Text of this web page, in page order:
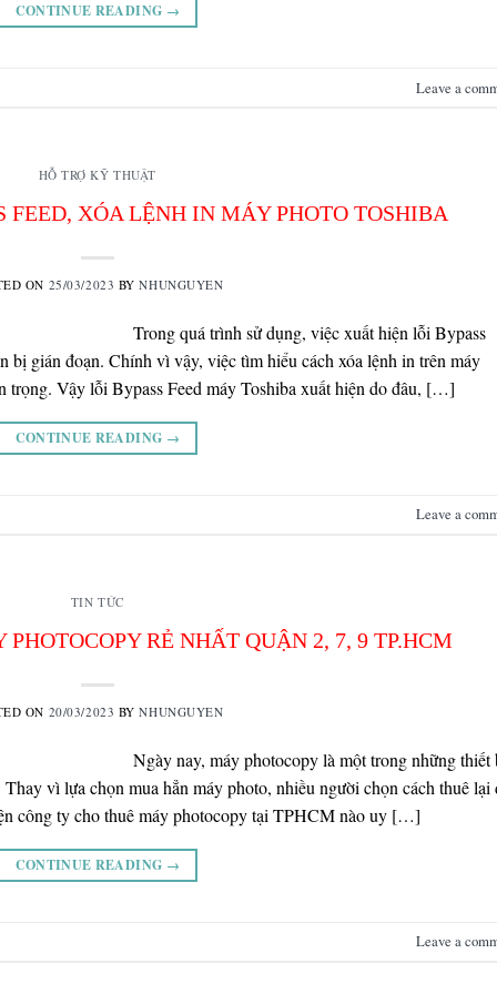
CONTINUE READING →
Leave a
HỖ TRỢ KỸ THUẬT
FEED, XÓA LỆNH IN MÁY PHOTO TOSHIBA
ON 25/03/2023 BYNHUNGUYEN
Trong quá trình sử dụng, việc xuất hiện lỗi Bypass
bị gián đoạn. Chính vì vậy, việc tìm hiểu cách xóa lệnh in trên máy
trọng. Vậy lỗi Bypass Feed máy Toshiba xuất hiện do đâu, […]
CONTINUE READING →
Leave a
TIN TỨC
RẺ NHẤT QUẬN 2, 7, 9 TP.HCM
ON 20/03/2023 BYNHUNGUYEN
Ngày nay, máy photocopy là một trong những thiết
vì lựa chọn mua hẳn máy photo, nhiều người chọn cách thuê lại
công ty cho thuê máy photocopy tại TPHCM nào uy […]
CONTINUE READING →
Leave a